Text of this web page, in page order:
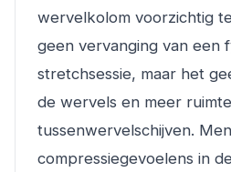
wervelkolom voorzichtig
geen vervanging van een
stretchsessie, maar het
de wervels en meer
tussenwervelschijven.
compressiegevoelens in